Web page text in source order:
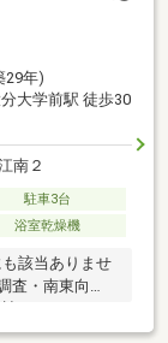
29年)
分大学前駅 徒歩30
南２
駐車3台
浴室乾燥機
該当ありませ
査・南東向
るものがなく
が気になる生